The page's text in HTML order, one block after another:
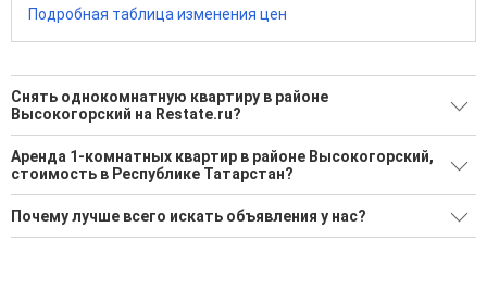
Подробная таблица изменения цен
Снять однокомнатную квартиру в районе
Высокогорский на Restate.ru?
Поможем Снять однокомнатную квартиру в районе
Высокогорский?
14 актуальных и проверенных объявлений
Аренда 1-комнатных квартир в районе Высокогорский,
стоимость в Республике Татарстан?
Минимальная цена: 15 000 Р. Максимальная цена: 30 000 Р;
Средняя: 22 281 Р
Почему лучше всего искать объявления у нас?